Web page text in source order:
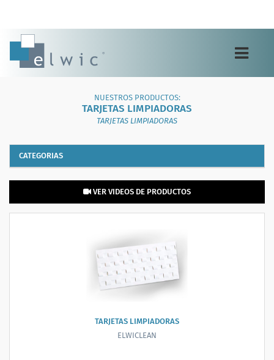
Toggle
navigation
NUESTROS PRODUCTOS:
TARJETAS LIMPIADORAS
TARJETAS LIMPIADORAS
CATEGORIAS
VER VIDEOS DE PRODUCTOS
TARJETAS LIMPIADORAS
ELWICLEAN